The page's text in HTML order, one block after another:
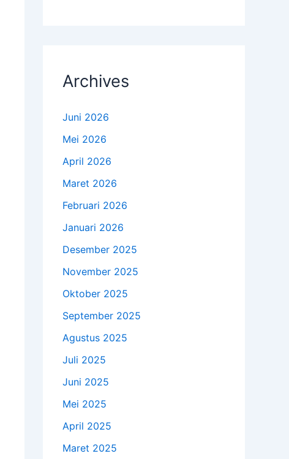
Archives
Juni 2026
Mei 2026
April 2026
Maret 2026
Februari 2026
Januari 2026
Desember 2025
November 2025
Oktober 2025
September 2025
Agustus 2025
Juli 2025
Juni 2025
Mei 2025
April 2025
Maret 2025